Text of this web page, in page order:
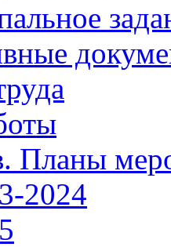
Планы
2024